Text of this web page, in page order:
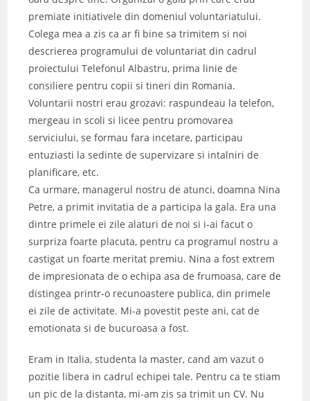
premiate initiativele din domeniul voluntariatului.
Colega mea a zis ca ar fi bine sa trimitem si noi
descrierea programului de voluntariat din cadrul
proiectului Telefonul Albastru, prima linie de
consiliere pentru copii si tineri din Romania.
Voluntarii nostri erau grozavi: raspundeau la telefon,
mergeau in scoli si licee pentru promovarea
serviciului, se formau fara incetare, participau
entuziasti la sedinte de supervizare si intalniri de
planificare, etc.
Ca urmare, managerul nostru de atunci, doamna Nina
Petre, a primit invitatia de a participa la gala. Era una
dintre primele ei zile alaturi de noi si i-ai facut o
surpriza foarte placuta, pentru ca programul nostru a
castigat un foarte meritat premiu. Nina a fost extrem
de impresionata de o echipa asa de frumoasa, care de
distingea printr-o recunoastere publica, din primele
ei zile de activitate. Mi-a povestit peste ani, cat de
emotionata si de bucuroasa a fost.
Eram in Italia, studenta la master, cand am vazut o
pozitie libera in cadrul echipei tale. Pentru ca te stiam
un pic de la distanta, mi-am zis sa trimit un CV. Nu